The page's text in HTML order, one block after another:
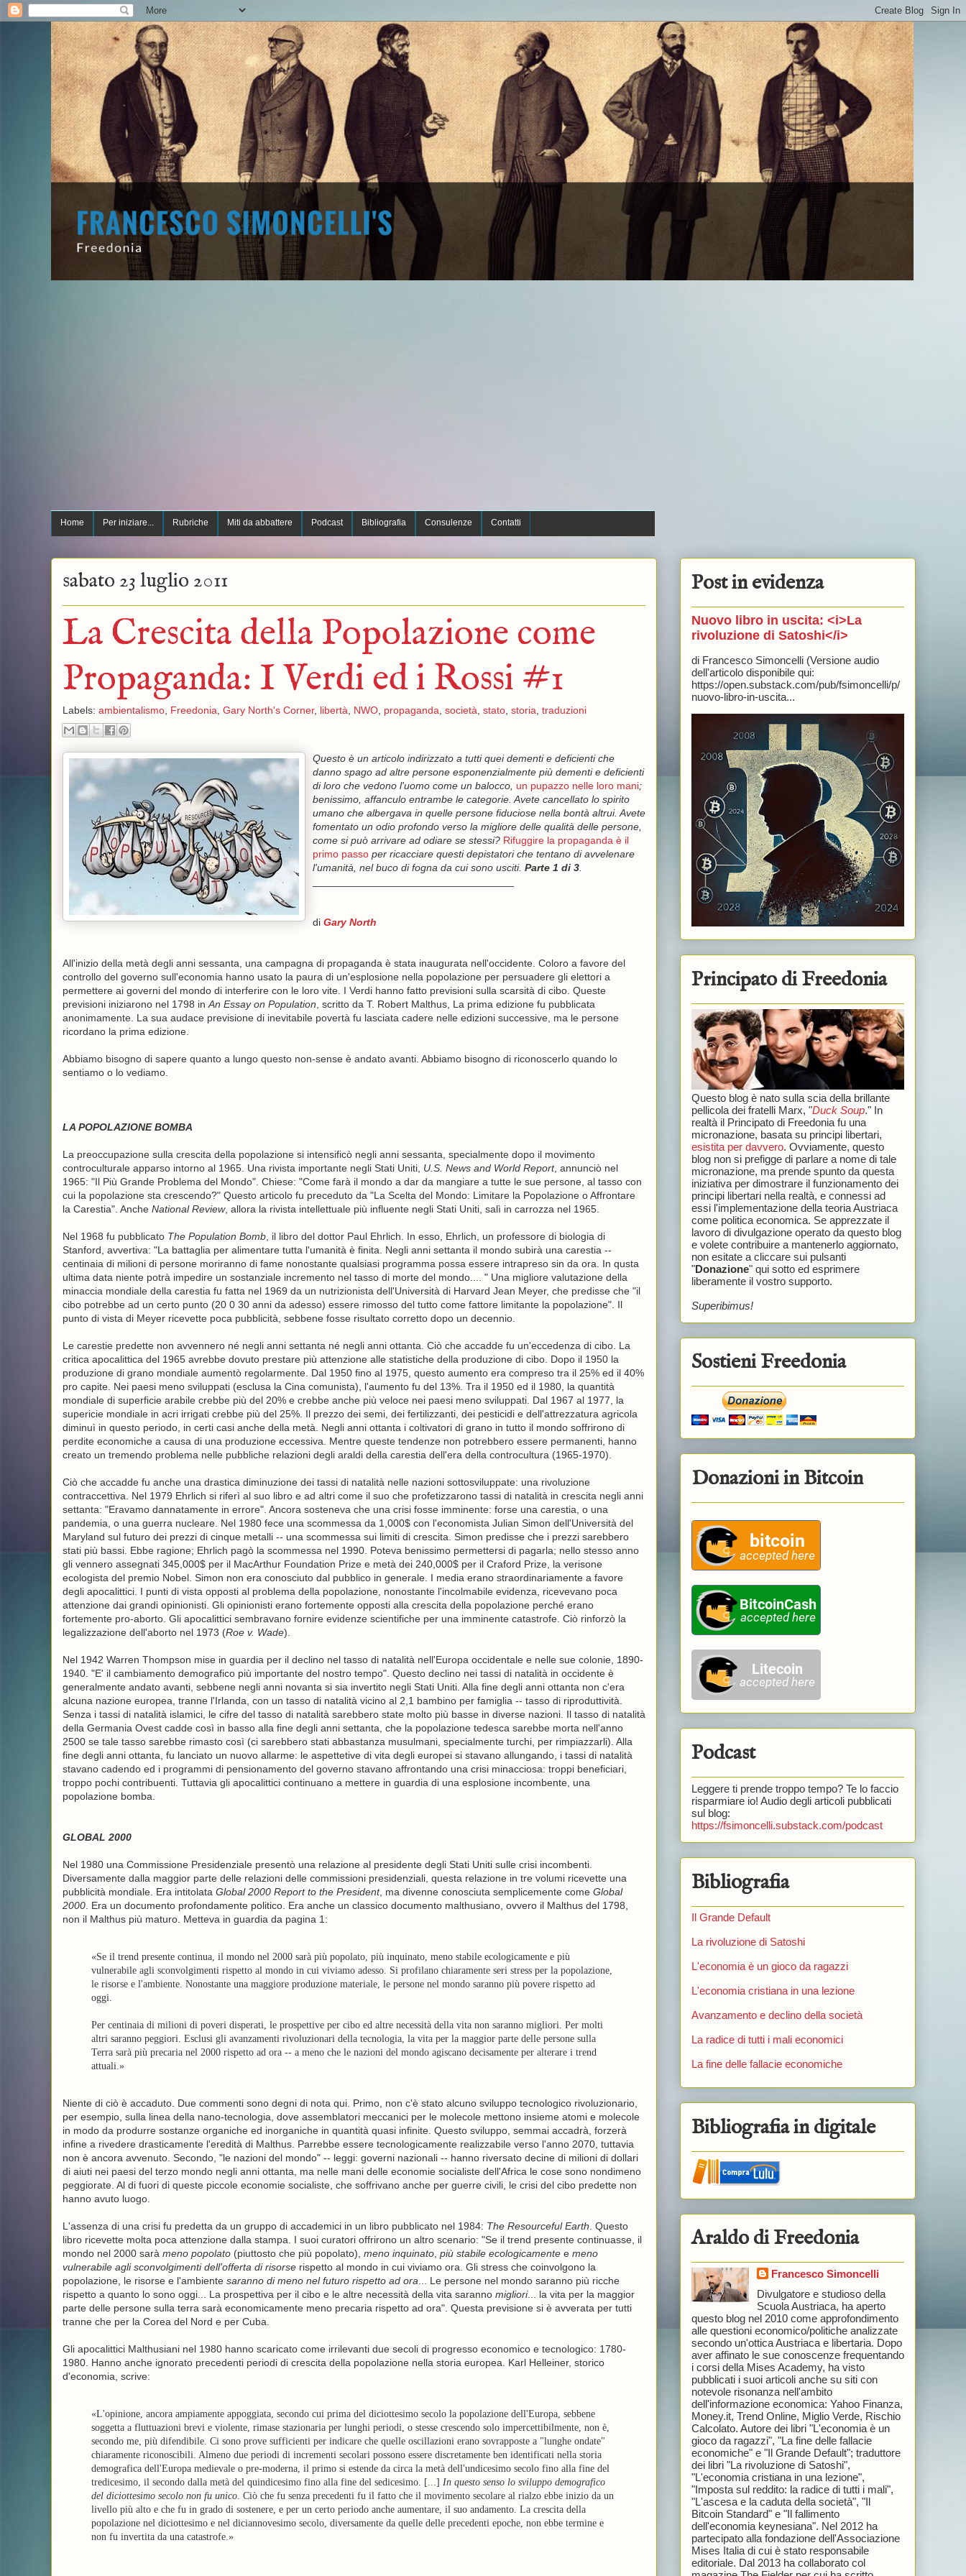
Home Per iniziare... Rubriche Miti da abbattere Podcast Bibliografia Consulenze Contatti
sabato 23 luglio 2011
La Crescita della Popolazione come
Propaganda: I Verdi ed i Rossi #1
Labels: ambientalismo, Freedonia Gary North's Corner, libertà NWO, propaganda società stato, storia traduzioni
Questo è un articolo indirizzato a tutti quei dementi e deficienti che
danno spago ad altre persone esponenzialmente più dementi e deficienti
di loro che vedono l'uomo come un balocco, un pupazzo nelle loro mani;
benissimo, affanculo entrambe le categorie. Avete cancellato lo spirito
umano che albergava in quelle persone fiduciose nella bontà altrui. Avete
fomentato un odio profondo verso la migliore delle qualità delle persone,
come si può arrivare ad odiare se stessi? Rifuggire la propaganda è il
primo passo per ricacciare questi depistatori che tentano di avvelenare
l'umanità, nel buco di fogna da cui sono usciti. Parte 1 di 3.
di Gary North
All'inizio della metà degli anni sessanta, una campagna di propaganda è stata inaugurata nell'occidente. Coloro a favore del
controllo del governo sull'economia hanno usato la paura di un'esplosione nella popolazione per persuadere gli elettori a
permettere ai governi del mondo di interferire con le loro vite. I Verdi hanno fatto previsioni sulla scarsità di cibo. Queste
previsioni iniziarono nel 1798 in An Essay on Population , scritto da T. Robert Malthus, La prima edizione fu pubblicata
anonimamente. La sua audace previsione di inevitabile povertà fu lasciata cadere nelle edizioni successive, ma le persone
ricordano la prima edizione.
Abbiamo bisogno di sapere quanto a lungo questo non-sense è andato avanti. Abbiamo bisogno di riconoscerlo quando lo
sentiamo o lo vediamo.
LA POPOLAZIONE BOMBA
La preoccupazione sulla crescita della popolazione si intensificò negli anni sessanta, specialmente dopo il movimento
controculturale apparso intorno al 1965. Una rivista importante negli Stati Uniti, U.S. News and World Report, annunciò nel
1965: "Il Più Grande Problema del Mondo". Chiese: "Come farà il mondo a dar da mangiare a tutte le sue persone, al tasso con
cui la popolazione sta crescendo?" Questo articolo fu preceduto da "La Scelta del Mondo: Limitare la Popolazione o Affrontare
la Carestia". Anche National Review, allora la rivista intellettuale più influente negli Stati Uniti, salì in carrozza nel 1965.
Nel 1968 fu pubblicato The Population Bomb, il libro del dottor Paul Ehrlich. In esso, Ehrlich, un professore di biologia di
Stanford, avvertiva: "La battaglia per alimentare tutta l'umanità è finita. Negli anni settanta il mondo subirà una carestia --
centinaia di milioni di persone moriranno di fame nonostante qualsiasi programma possa essere intrapreso sin da ora. In qusta
ultima data niente potrà impedire un sostanziale incremento nel tasso di morte del mondo.... " Una migliore valutazione della
minaccia mondiale della carestia fu fatta nel 1969 da un nutrizionista dell'Università di Harvard Jean Meyer, che predisse che "il
cibo potrebbe ad un certo punto (20 0 30 anni da adesso) essere rimosso del tutto come fattore limitante la popolazione". Il
punto di vista di Meyer ricevette poca pubblicità, sebbene fosse risultato corretto dopo un decennio.
Le carestie predette non avvennero né negli anni settanta né negli anni ottanta. Ciò che accadde fu un'eccedenza di cibo. La
critica apocalittica del 1965 avrebbe dovuto prestare più attenzione alle statistiche della produzione di cibo. Dopo il 1950 la
produzione di grano mondiale aumentò regolarmente. Dal 1950 fino al 1975, questo aumento era compreso tra il 25% ed il 40%
pro capite. Nei paesi meno sviluppati (esclusa la Cina comunista), l'aumento fu del 13%. Tra il 1950 ed il 1980, la quantità
mondiale di superficie arabile crebbe più del 20% e crebbe anche più veloce nei paesi meno sviluppati. Dal 1967 al 1977, la
supericie mondiale in acri irrigati crebbe più del 25%. Il prezzo dei semi, dei fertilizzanti, dei pesticidi e dell'attrezzatura agricola
diminuì in questo periodo, in certi casi anche della metà. Negli anni ottanta i coltivatori di grano in tutto il mondo soffrirono di
perdite economiche a causa di una produzione eccessiva. Mentre queste tendenze non potrebbero essere permanenti, hanno
creato un tremendo problema nelle pubbliche relazioni degli araldi della carestia dell'era della controcultura (1965-1970).
Ciò che accadde fu anche una drastica diminuzione dei tassi di natalità nelle nazioni sottosviluppate: una rivoluzione
contraccettiva. Nel 1979 Ehrlich si riferì al suo libro e ad altri come il suo che profetizzarono tassi di natalità in crescita negli anni
settanta: "Eravamo dannatamente in errore". Ancora sosteneva che una crisi fosse imminente: forse una carestia, o una
pandemia, o una guerra nucleare. Nel 1980 fece una scommessa da 1,000$ con l'economista Julian Simon dell'Università del
Maryland sul futuro dei prezzi di cinque metalli -- una scommessa sui limiti di crescita. Simon predisse che i prezzi sarebbero
stati più bassi. Ebbe ragione; Ehrlich pagò la scommessa nel 1990. Poteva benissimo permettersi di pagarla; nello stesso anno
gli vennero assegnati 345,000$ per il MacArthur Foundation Prize e metà dei 240,000$ per il Craford Prize, la verisone
ecologista del premio Nobel. Simon non era conosciuto dal pubblico in generale. I media erano straordinariamente a favore
degli apocalittici. I punti di vista opposti al problema della popolazione, nonostante l'incolmabile evidenza, ricevevano poca
attenzione dai grandi opinionisti. Gli opinionisti erano fortemente opposti alla crescita della popolazione perché erano
fortemente pro-aborto. Gli apocalittici sembravano fornire evidenze scientifiche per una imminente catastrofe. Ciò rinforzò la
legalizzazione dell'aborto nel 1973 (Roe v. Wade).
Nel 1942 Warren Thompson mise in guardia per il declino nel tasso di natalità nell'Europa occidentale e nelle sue colonie, 1890-
1940. "E' il cambiamento demografico più importante del nostro tempo". Questo declino nei tassi di natalità in occidente è
generalmente andato avanti, sebbene negli anni novanta si sia invertito negli Stati Uniti. Alla fine degli anni ottanta non c'era
alcuna nazione europea, tranne l'Irlanda, con un tasso di natalità vicino al 2,1 bambino per famiglia -- tasso di riproduttività.
Senza i tassi di natalità islamici, le cifre del tasso di natalità sarebbero state molto più basse in diverse nazioni. Il tasso di natalità
della Germania Ovest cadde così in basso alla fine degli anni settanta, che la popolazione tedesca sarebbe morta nell'anno
2500 se tale tasso sarebbe rimasto così (ci sarebbero stati abbastanza musulmani, specialmente turchi, per rimpiazzarli). Alla
fine degli anni ottanta, fu lanciato un nuovo allarme: le aspettetive di vita degli europei si stavano allungando, i tassi di natalità
stavano cadendo ed i programmi di pensionamento del governo stavano affrontando una crisi minacciosa: troppi beneficiari,
troppo pochi contribuenti. Tuttavia gli apocalittici continuano a mettere in guardia di una esplosione incombente, una
popolazione bomba.
GLOBAL 2000
Nel 1980 una Commissione Presidenziale presentò una relazione al presidente degli Stati Uniti sulle crisi incombenti.
Diversamente dalla maggior parte delle relazioni delle commissioni presidenziali, questa relazione in tre volumi ricevette una
pubblicità mondiale. Era intitolata Global 2000 Report to the President, ma divenne conosciuta semplicemente come Global
2000. Era un documento profondamente politico. Era anche un classico documento malthusiano, ovvero il Malthus del 1798,
non il Malthus più maturo. Metteva in guardia da pagina 1:
«Se il trend presente continua, il mondo nel 2000 sarà più popolato, più inquinato, meno stabile ecologicamente e più
vulnerabile agli sconvolgimenti rispetto al mondo in cui viviamo adesso. Si profilano chiaramente seri stress per la popolazione,
le risorse e l'ambiente. Nonostante una maggiore produzione materiale, le persone nel mondo saranno più povere rispetto ad
oggi.
Per centinaia di milioni di poveri disperati, le prospettive per cibo ed altre necessità della vita non saranno migliori. Per molti
altri saranno peggiori. Esclusi gli avanzamenti rivoluzionari della tecnologia, la vita per la maggior parte delle persone sulla
Terra sarà più precaria nel 2000 rispetto ad ora -- a meno che le nazioni del mondo agiscano decisamente per alterare i trend
attuali.»
Niente di ciò è accaduto. Due commenti sono degni di nota qui. Primo, non c'è stato alcuno sviluppo tecnologico rivoluzionario,
per esempio, sulla linea della nano-tecnologia, dove assemblatori meccanici per le molecole mettono insieme atomi e molecole
in modo da produrre sostanze organiche ed inorganiche in quantità quasi infinite. Questo sviluppo, semmai accadrà, forzerà
infine a rivedere drasticamente l'eredità di Malthus. Parrebbe essere tecnologicamente realizzabile verso l'anno 2070, tuttavia
non è ancora avvenuto. Secondo, "le nazioni del mondo" -- leggi: governi nazionali -- hanno riversato decine di milioni di dollari
di aiuti nei paesi del terzo mondo negli anni ottanta, ma nelle mani delle economie socialiste dell'Africa le cose sono nondimeno
peggiorate. Al di fuori di queste piccole economie socialiste, che soffrivano anche per guerre civili, le crisi del cibo predette non
hanno avuto luogo.
L'assenza di una crisi fu predetta da un gruppo di accademici in un libro pubblicato nel 1984: The Resourceful Earth . Questo
libro ricevette molta poca attenzione dalla stampa. I suoi curatori offrirono un altro scenario: "Se il trend presente continuasse, il
mondo nel 2000 sarà meno popolato(piuttosto che più popolato), meno inquinato, più stabile ecologicamentee meno
vulnerabile agli sconvolgimenti dell'offerta di risorserispetto al mondo in cui viviamo ora. Gli stress che coinvolgono la
popolazione, le risorse e l'ambiente saranno di meno nel futuro rispetto ad ora ... Le persone nel mondo saranno più ricche
rispetto a quanto lo sono oggi... La prospettiva per il cibo e le altre necessità della vita saranno migliori... la vita per la maggior
parte delle persone sulla terra sarà economicamente meno precaria rispetto ad ora". Questa previsione si è avverata per tutti
tranne che per la Corea del Nord e per Cuba.
Gli apocalittici Malthusiani nel 1980 hanno scaricato come irrilevanti due secoli di progresso economico e tecnologico: 1780-
1980. Hanno anche ignorato precedenti periodi di crescita della popolazione nella storia europea. Karl Helleiner, storico
d'economia, scrive:
«L'opinione, ancora ampiamente appoggiata, secondo cui prima del diciottesimo secolo la popolazione dell'Europa, sebbene
soggetta a fluttuazioni brevi e violente, rimase stazionaria per lunghi periodi, o stesse crescendo solo impercettibilmente, non è,
secondo me, più difendibile. Ci sono prove sufficienti per indicare che quelle oscillazioni erano sovrapposte a "lunghe ondate"
chiaramente riconoscibili. Almeno due periodi di incrementi secolari possono essere discretamente ben identificati nella storia
demografica dell'Europa medievale o pre-moderna, il primo si estende da circa la metà dell'undicesimo secolo fino alla fine del
tredicesimo, il secondo dalla metà del quindicesimo fino alla fine del sedicesimo. [...] In questo senso lo sviluppo demografico
del diciottesimo secolo non fu unico. Ciò che fu senza precedenti fu il fatto che il movimento secolare al rialzo ebbe inizio da un
livello più alto e che fu in grado di sostenere, e per un certo periodo anche aumentare, il suo andamento. La crescita della
popolazione nel diciottesimo e nel diciannovesimo secolo, diversamente da quelle delle precedenti epoche, non ebbe termine e
non fu invertita da una catastrofe.»
Post in evidenza
Nuovo libro in uscita: <i>La
rivoluzione di Satoshi</i>
di Francesco Simoncelli (Versione audio
dell'articolo disponibile qui:
https://open.substack.com/pub/fsimoncelli/p/
nuovo-libro-in-uscita...
Principato di Freedonia
Questo blog è nato sulla scia della brillante
pellicola dei fratelli Marx, "Duck Soup." In
realtà il Principato di Freedonia fu una
micronazione, basata su principi libertari,
esistita per davvero. Ovviamente, questo
blog non si prefigge di parlare a nome di tale
micronazione, ma prende spunto da questa
iniziativa per dimostrare il funzionamento dei
principi libertari nella realtà, e connessi ad
essi l'implementazione della teoria Austriaca
come politica economica. Se apprezzate il
lavoro di divulgazione operato da questo blog
e volete contribuire a mantenerlo aggiornato,
non esitate a cliccare sui pulsanti
"Donazione" qui sotto ed esprimere
liberamente il vostro supporto.
Superibimus!
Sostieni Freedonia
Donazioni in Bitcoin
Podcast
Leggere ti prende troppo tempo? Te lo faccio
risparmiare io! Audio degli articoli pubblicati
sul blog:
https://fsimoncelli.substack.com/podcast
Bibliografia
Il Grande Default
La rivoluzione di Satoshi
L'economia è un gioco da ragazzi
L'economia cristiana in una lezione
Avanzamento e declino della società
La radice di tutti i mali economici
La fine delle fallacie economiche
Bibliografia in digitale
Araldo di Freedonia
Francesco Simoncelli
Divulgatore e studioso della
Scuola Austriaca, ha aperto
questo blog nel 2010 come approfondimento
alle questioni economico/politiche analizzate
secondo un'ottica Austriaca e libertaria. Dopo
aver affinato le sue conoscenze frequentando
i corsi della Mises Academy, ha visto
pubblicati i suoi articoli anche su siti con
notevole risonanza nell'ambito
dell'informazione economica: Yahoo Finanza,
Money.it, Trend Online, Miglio Verde, Rischio
Calcolato. Autore dei libri "L'economia è un
gioco da ragazzi", "La fine delle fallacie
economiche" e "Il Grande Default"; traduttore
dei libri "La rivoluzione di Satoshi",
"L'economia cristiana in una lezione",
"Imposta sul reddito: la radice di tutti i mali",
"L'ascesa e la caduta della società", "Il
Bitcoin Standard" e "Il fallimento
dell'economia keynesiana". Nel 2012 ha
partecipato alla fondazione dell'Associazione
Mises Italia di cui è stato responsabile
editoriale. Dal 2013 ha collaborato col